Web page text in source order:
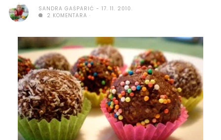
SANDRA GAŠPARIĆ
17. 11. 2010.
2 KOMENTARA